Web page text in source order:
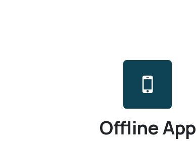
Offline App